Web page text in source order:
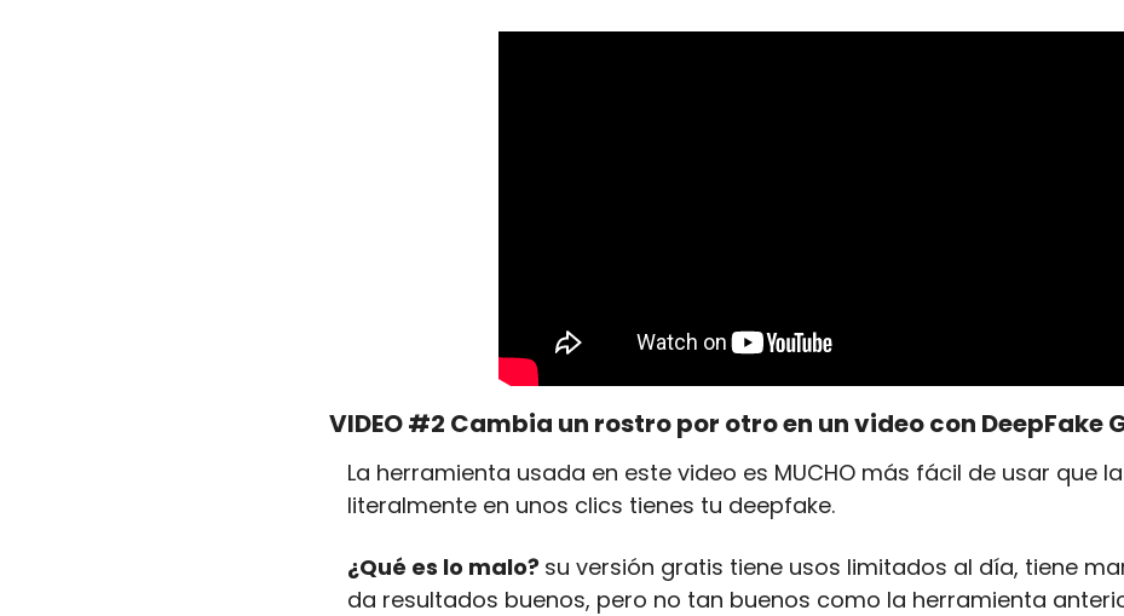
VIDEO #2 Cambia un rostro por otro en un video con DeepFake
La herramienta usada en este video es MUCHO más fácil de usar que
literalmente en unos clics tienes tu deepfake.
¿Qué es lo malo? su versión gratis tiene usos limitados al día, tiene
da resultados buenos, pero no tan buenos como la herramienta